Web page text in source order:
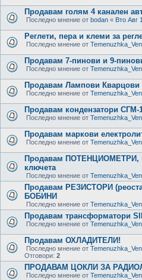
Продавам голям 4 канален
Последно мнение от bodan « Вто Авг
Реглети, пера и клеми за
Последно мнение от
Продавам 7-пинови и 9-
Последно мнение от
Продавам Лампови Кварцови
Последно мнение от
Продавам кондензатори
Последно мнение от
Продавам маркови
Последно мнение от
Продавам ПОТЕНЦИОМЕТРИ,
ключета
Последно мнение от
Продавам РЕЗИСТОРИ
БОБИНИ
Последно мнение от
Продавам трансформатори
Последно мнение от
Продавам ОХЛАДИТЕЛИ!
Последно мнение от
Отговори: 2
ПРОДАВАМ ЦОКЛИ ЗА
Последно мнение от